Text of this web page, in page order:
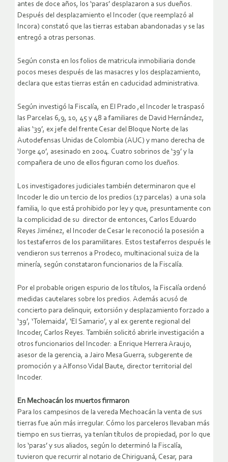
antes de doce años, los ‘paras’ desplazaron a sus dueños.
Después del desplazamiento el Incoder (que reemplazó al
Incora) constató que las tierras estaban abandonadas y se las
entregó a otras personas.
Según consta en los folios de matricula inmobiliaria donde
pocos meses después de las masacres y los desplazamiento,
declara que estas tierras están en caducidad administrativa.
Según investigó la Fiscalía, en El Prado ,el Incoder le traspasó
las Parcelas 6,9, 10, 45 y 48 a familiares de David Hernández,
alias ‘39’, ex jefe del frente Cesar del Bloque Norte de las
Autodefensas Unidas de Colombia (AUC) y mano derecha de
‘Jorge 40’, asesinado en 2004. Cuatro sobrinos de ‘39’ y la
compañera de uno de ellos figuran como los dueños.
Los investigadores judiciales también determinaron que el
Incoder le dio un tercio de los predios (17 parcelas) a una sola
familia, lo que está prohibido por ley y que, presuntamente con
la complicidad de su director de entonces, Carlos Eduardo
Reyes Jiménez, el Incoder de Cesar le reconoció la posesión a
los testaferros de los paramilitares. Estos testaferros después le
vendieron sus terrenos a Prodeco, multinacional suiza de la
minería, según constataron funcionarios de la Fiscalía.
Por el probable origen espurio de los títulos, la Fiscalía ordenó
medidas cautelares sobre los predios. Además acusó de
concierto para delinquir, extorsión y desplazamiento forzado a
‘39’, ‘Tolemaida’, ‘El Samario’, y al ex gerente regional del
Incoder, Carlos Reyes. También solicitó abrirle investigación a
otros funcionarios del Incoder: a Enrique Herrera Araujo,
asesor de la gerencia, a Jairo Mesa Guerra, subgerente de
promoción y a Alfonso Vidal Baute, director territorial del
Incoder.
En Mechoacán los muertos firmaron
Para los campesinos de la vereda Mechoacán la venta de sus
tierras fue aún más irregular. Cómo los parceleros llevaban más
tiempo en sus tierras, ya tenían títulos de propiedad, por lo que
los ‘paras’ y sus aliados, según lo determinó la Fiscalía,
tuvieron que recurrir al notario de Chiriguaná, Cesar, para